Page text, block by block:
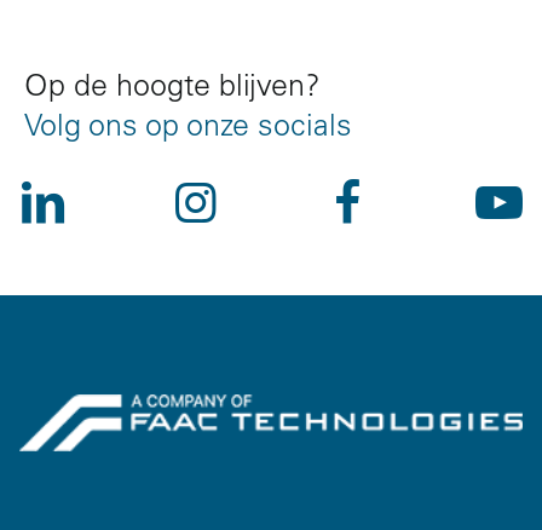
Op de hoogte blijven?
Volg ons op onze socials